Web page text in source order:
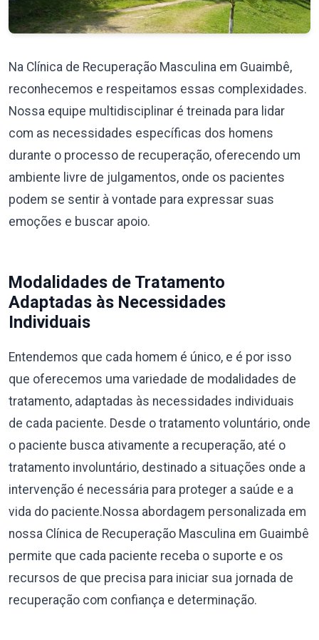
Na Clínica de Recuperação Masculina em Guaimbê,
reconhecemos e respeitamos essas complexidades.
Nossa equipe multidisciplinar é treinada para lidar
com as necessidades específicas dos homens
durante o processo de recuperação, oferecendo um
ambiente livre de julgamentos, onde os pacientes
podem se sentir à vontade para expressar suas
emoções e buscar apoio.
Modalidades de Tratamento
Adaptadas às Necessidades
Individuais
Entendemos que cada homem é único, e é por isso
que oferecemos uma variedade de modalidades de
tratamento, adaptadas às necessidades individuais
de cada paciente. Desde o tratamento voluntário, onde
o paciente busca ativamente a recuperação, até o
tratamento involuntário, destinado a situações onde a
intervenção é necessária para proteger a saúde e a
vida do paciente.Nossa abordagem personalizada em
nossa Clínica de Recuperação Masculina em Guaimbê
permite que cada paciente receba o suporte e os
recursos de que precisa para iniciar sua jornada de
recuperação com confiança e determinação.